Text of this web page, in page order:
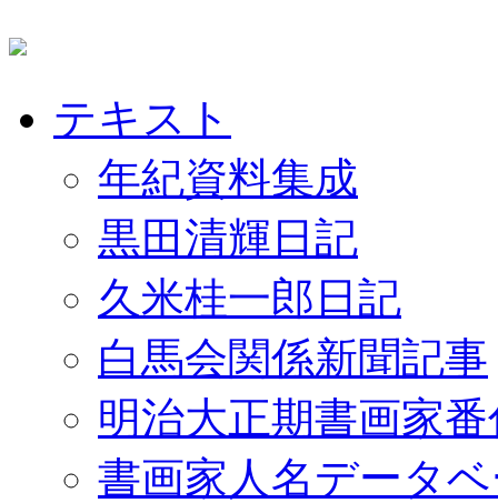
テキスト
年紀資料集成
黒田清輝日記
久米桂一郎日記
白馬会関係新聞記事
明治大正期書画家
書画家人名データ